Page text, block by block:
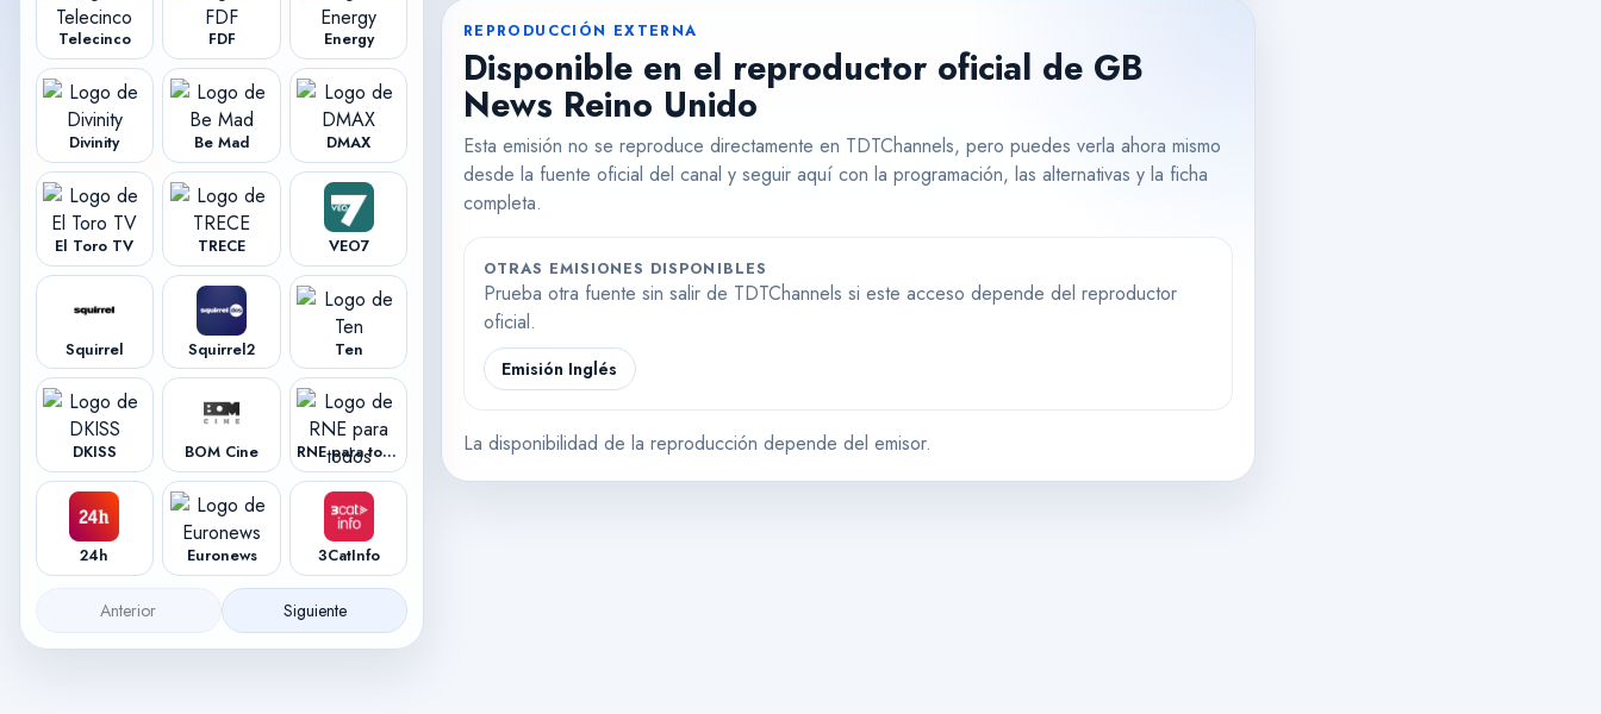
Telecinco FDF Energy
Divinity Be Mad DMAX
El Toro TV TRECE VEO7
Squirrel Squirrel2 Ten
DKISS BOM Cine RNE para todos
24h Euronews 3CatInfo
Anterior Siguiente
REPRODUCCIÓN EXTERNA
Disponible en el reproductor oficial de GB
News Reino Unido
Esta emisión no se reproduce directamente en TDTChannels, pero puedes verla ahora mismo
desde la fuente oficial del canal y seguir aquí con la programación, las alternativas y la ficha
completa.
OTRAS EMISIONES DISPONIBLES
Prueba otra fuente sin salir de TDTChannels si este acceso depende del reproductor
oficial.
Emisión Inglés
La disponibilidad de la reproducción depende del emisor.